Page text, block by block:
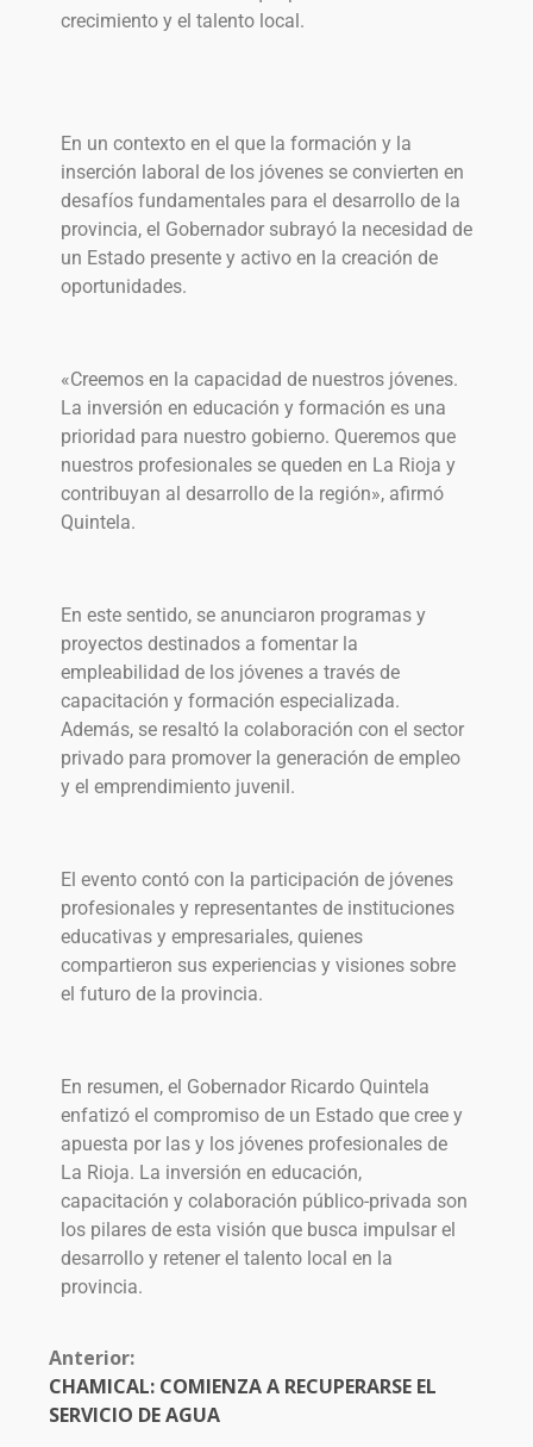
crecimiento y el talento local.
En un contexto en el que la formación y la
inserción laboral de los jóvenes se convierten en
desafíos fundamentales para el desarrollo de la
provincia, el Gobernador subrayó la necesidad de
un Estado presente y activo en la creación de
oportunidades.
«Creemos en la capacidad de nuestros jóvenes.
La inversión en educación y formación es una
prioridad para nuestro gobierno. Queremos que
nuestros profesionales se queden en La Rioja y
contribuyan al desarrollo de la región», afirmó
Quintela.
En este sentido, se anunciaron programas y
proyectos destinados a fomentar la
empleabilidad de los jóvenes a través de
capacitación y formación especializada.
Además, se resaltó la colaboración con el sector
privado para promover la generación de empleo
y el emprendimiento juvenil.
El evento contó con la participación de jóvenes
profesionales y representantes de instituciones
educativas y empresariales, quienes
compartieron sus experiencias y visiones sobre
el futuro de la provincia.
En resumen, el Gobernador Ricardo Quintela
enfatizó el compromiso de un Estado que cree y
apuesta por las y los jóvenes profesionales de
La Rioja. La inversión en educación,
capacitación y colaboración público-privada son
los pilares de esta visión que busca impulsar el
desarrollo y retener el talento local en la
provincia.
Anterior:
CHAMICAL: COMIENZA A RECUPERARSE EL
SERVICIO DE AGUA